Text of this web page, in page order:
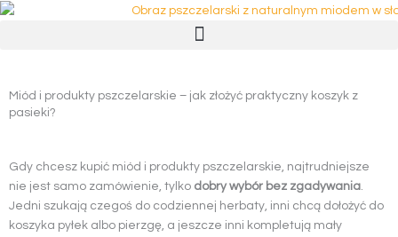
Przejdź
Miód i produkty pszczelarskie – jak złożyć praktyczny koszyk z
pasieki?
Gdy chcesz kupić miód i produkty pszczelarskie, najtrudniejsze
nie jest samo zamówienie, tylko dobry wybór bez zgadywania
Jedni szukają czegoś do codziennej herbaty, inni chcą dołożyć do
koszyka pyłek albo pierzgę, a jeszcze inni kompletują mały